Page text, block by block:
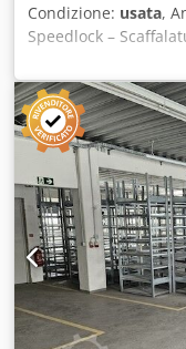
Condizione: usata,
Speedlock –
scaffalatura per
stoccaggio dei
efficiente e flessibile
prodotto: – Telaio di
riempimento
mm – Larghezza
mm, inclusi i perni
kg, con carico
pavimento a cura
lunghezza 2.880
mm Modulo base
telai di supporto –
Modulo aggiuntivo